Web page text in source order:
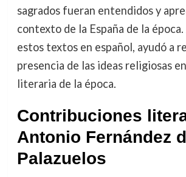
sagrados fueran entendidos y
contexto de la España de la
estos textos en español, ayudó a
presencia de las ideas religiosas
literaria de la época.
Contribuciones
Antonio Fernández
Palazuelos